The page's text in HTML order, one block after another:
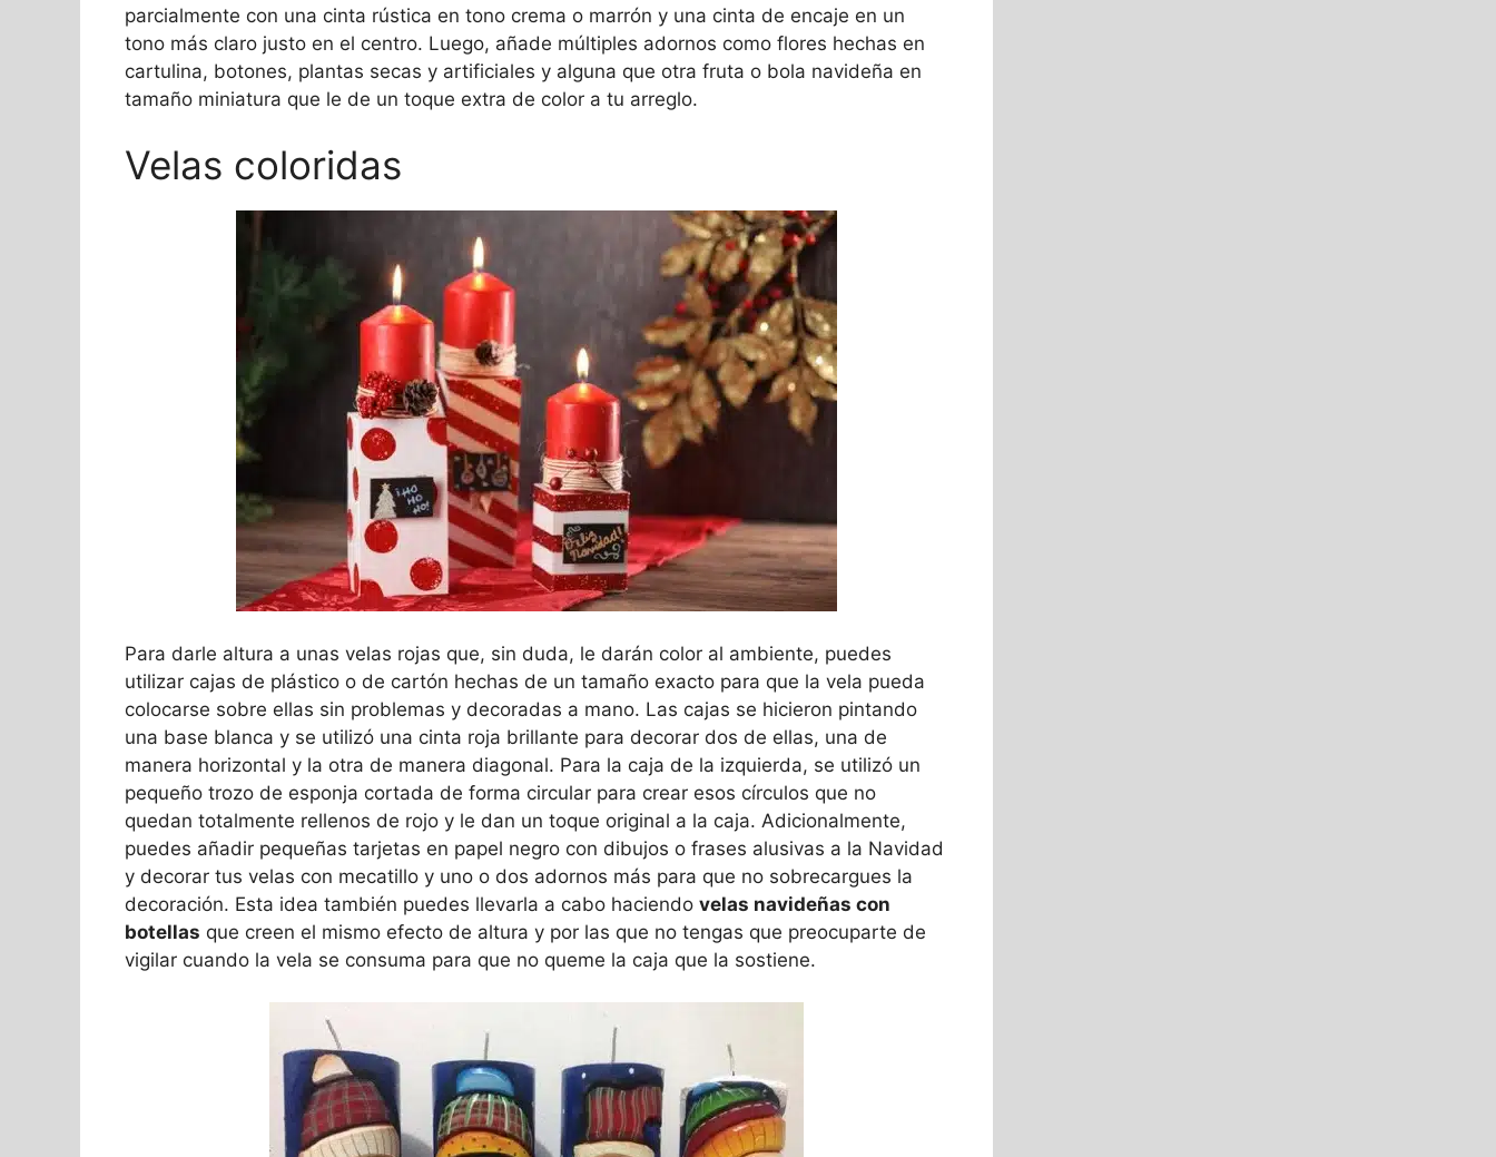
parcialmente con una cinta rústica en tono crema o marrón y una cinta de encaje en un
tono más claro justo en el centro. Luego, añade múltiples adornos como flores hechas en
cartulina, botones, plantas secas y artificiales y alguna que otra fruta o bola navideña en
tamaño miniatura que le de un toque extra de color a tu arreglo.
Velas coloridas
Para darle altura a unas velas rojas que, sin duda, le darán color al ambiente, puedes
utilizar cajas de plástico o de cartón hechas de un tamaño exacto para que la vela pueda
colocarse sobre ellas sin problemas y decoradas a mano. Las cajas se hicieron pintando
una base blanca y se utilizó una cinta roja brillante para decorar dos de ellas, una de
manera horizontal y la otra de manera diagonal. Para la caja de la izquierda, se utilizó un
pequeño trozo de esponja cortada de forma circular para crear esos círculos que no
quedan totalmente rellenos de rojo y le dan un toque original a la caja. Adicionalmente,
puedes añadir pequeñas tarjetas en papel negro con dibujos o frases alusivas a la Navidad
y decorar tus velas con mecatillo y uno o dos adornos más para que no sobrecargues la
decoración. Esta idea también puedes llevarla a cabo haciendo velas navideñas con
botellas que creen el mismo efecto de altura y por las que no tengas que preocuparte de
vigilar cuando la vela se consuma para que no queme la caja que la sostiene.